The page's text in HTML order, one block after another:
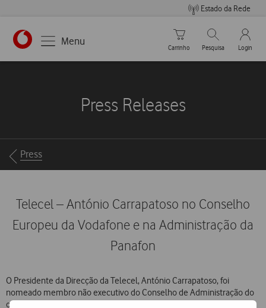
Estado da Rede
https://www.vodafone.pt
Menu
Carrinho de compras
Carrinho
Pesquisar
Pesquisa
My
Login
Press Releases
Breadcrumbs
Press
Telecel – António Carrapatoso no Conselho
Europeu da Vodafone e na Administração da
Panafon
O Presidente da Direcção da Telecel, António Carrapatoso, foi
nomeado membro não executivo do Conselho de Administração do
operador móvel grego Panafon.